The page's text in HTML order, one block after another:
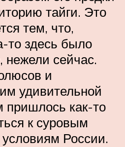
тайги. Это
тем, что,
то здесь было
нежели сейчас.
и
удивительной
пришлось как-то
к суровым
России.